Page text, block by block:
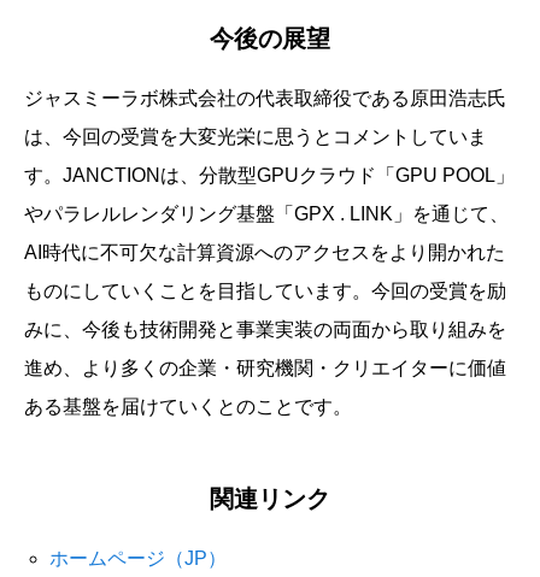
今後の展望
ジャスミーラボ株式会社の代表取締役である原田浩志氏
は、今回の受賞を大変光栄に思うとコメントしていま
す。JANCTIONは、分散型GPUクラウド「GPU POOL」
やパラレルレンダリング基盤「GPX . LINK」を通じて、
AI時代に不可欠な計算資源へのアクセスをより開かれた
ものにしていくことを目指しています。今回の受賞を励
みに、今後も技術開発と事業実装の両面から取り組みを
進め、より多くの企業・研究機関・クリエイターに価値
ある基盤を届けていくとのことです。
関連リンク
ホームページ（JP）